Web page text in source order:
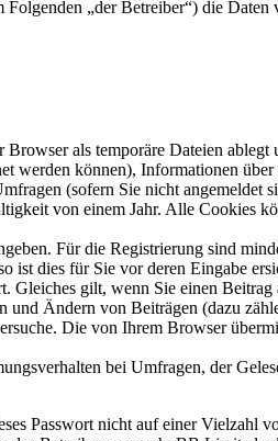
„der Betreiber“) die Daten
als temporäre Dateien
werden können), Informationen
(sofern Sie nicht angemeldet
von einem Jahr. Alle Cookies
Für die Registrierung sind
ist dies für Sie vor deren Eingabe
Gleiches gilt, wenn Sie einen
Ändern von Beiträgen (dazu
Die von Ihrem Browser
bei Umfragen, der
Passwort nicht auf einer Vielzahl